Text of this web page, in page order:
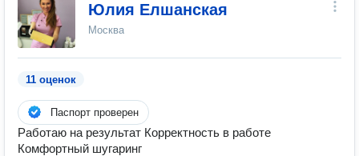
Юлия Елшанская
Москва
11 оценок
Паспорт проверен
Работаю на результат Корректность в работе
Комфортный шугаринг